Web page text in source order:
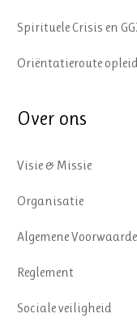
Spirituele Crisis en
Oriëntatieroute
Over ons
Visie & Missie
Organisatie
Algemene
Reglement
Sociale veiligheid